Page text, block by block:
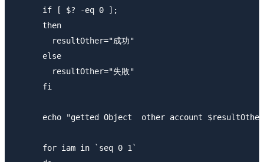
      if [ $? -eq 0 ];
      then
        resultOther="成功"
      else
        resultOther="失敗"
      fi
echo "getted Object  other account
      for iam in `seq 0 1`